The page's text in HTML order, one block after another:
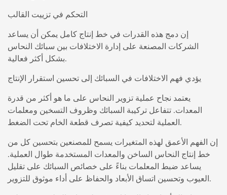
التحكم في تزييت القالب
إن دمج هذه القدرات في خط إنتاج كامل يمكن أن يساعد
الشركات المصنعة على إدارة الاختلافات بين سبائك النحاس
بشكل أكثر فعالية.
يؤدي فهم الاختلافات في السبائك إلى تحسين استقرار الإنتاج
يعتمد نجاح عملية تزوير النحاس على ما هو أكثر من قدرة
المعدات. تتفاعل تركيبة السبائك وظروف التسخين ومعلمات
العملية لتحديد كيفية تصرف قطعة الخام تحت الضغط.
إن الفهم الأعمق لهذه المتغيرات يسمح للمصنعين بتحسين كل من
خط إنتاج النحاس الساخن والمعدات المستخدمة طوال العملية.
يساعد ضبط المعلمات بناءً على خصائص السبائك على تقليل
العيوب وتحسين اتساق الأبعاد والحفاظ على أداء موثوق للتزوير.